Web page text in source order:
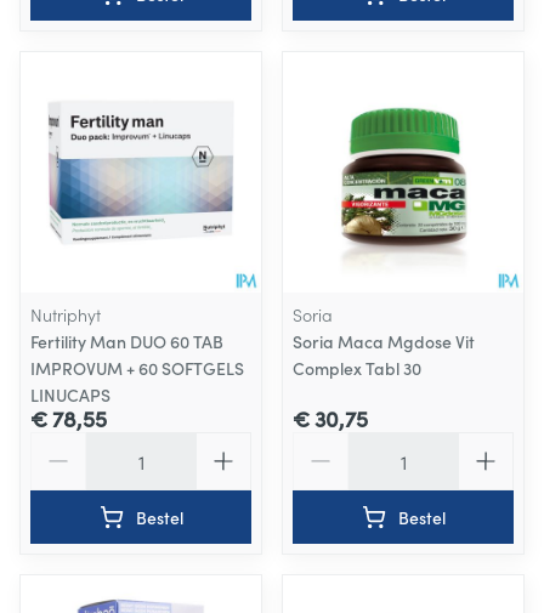
Nutriphyt
Fertility Man DUO 60 TAB
IMPROVUM + 60 SOFTGELS
LINUCAPS
€ 78,55
Bestel
Soria
Soria Maca Mgdose Vit
Complex Tabl 30
€ 30,75
Bestel